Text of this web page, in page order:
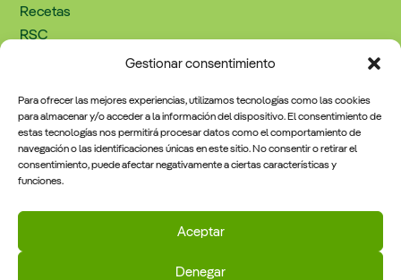
Gestionar consentimiento
Para ofrecer las mejores experiencias, utilizamos tecnologías como las cookies
para almacenar y/o acceder a la información del dispositivo. El consentimiento de
estas tecnologías nos permitirá procesar datos como el comportamiento de
navegación o las identificaciones únicas en este sitio. No consentir o retirar el
consentimiento, puede afectar negativamente a ciertas características y
funciones.
Aceptar
Denegar
Recetas
RSC
Trabaja con nosotros
Información Legal
Aviso legal y política de privacidad